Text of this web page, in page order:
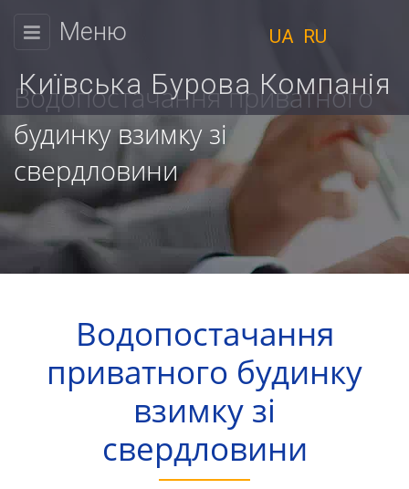
КИЇВСЬКА
КОМПАНІЯ
Фізичним
особам
Юридичним
особам
Розрахунок
вартості
Ми
працюємо
Ср.
Меню
Київська Бурова Компанія
UA RU
Водопостачання приватного
будинку взимку зі
свердловини
Водопостачання
приватного будинку
взимку зі
свердловини